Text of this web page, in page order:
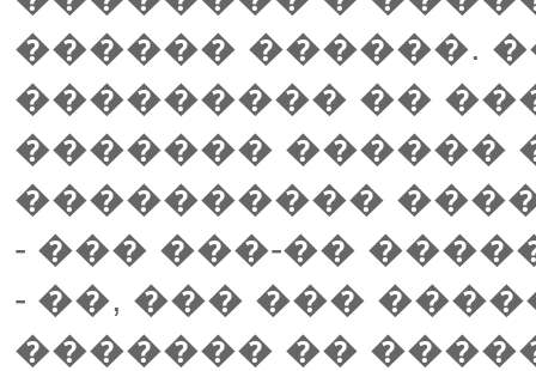
������ ������.
��������� ��
������� ������
����������
- ��� ���-��
- ��, ��� ���
������� ��